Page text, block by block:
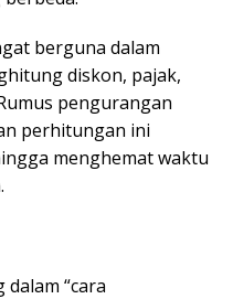
berguna dalam
diskon, pajak,
pengurangan
perhitungan ini
menghemat waktu
“cara